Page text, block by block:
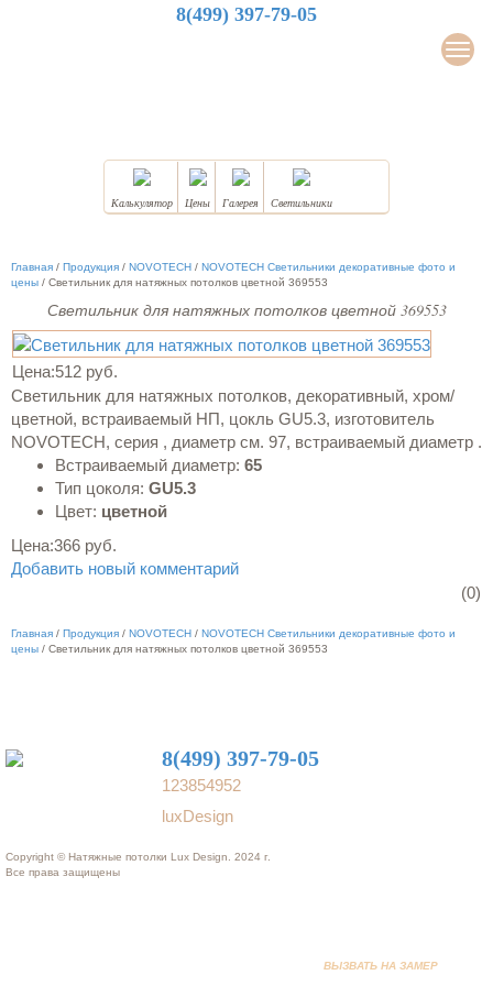
8(499) 397-79-05
Калькулятор Цены Галерея Светильники
Главная / Продукция / NOVOTECH / NOVOTECH Светильники декоративные фото и
цены / Светильник для натяжных потолков цветной 369553
Светильник для натяжных потолков цветной 369553
Цена:512 руб.
Светильник для натяжных потолков, декоративный, хром/
цветной, встраиваемый НП, цокль GU5.3, изготовитель
NOVOTECH, серия , диаметр см. 97, встраиваемый диаметр .
Встраиваемый диаметр: 65
Тип цоколя: GU5.3
Цвет: цветной
Цена:366 руб.
Добавить новый комментарий
(0)
Главная / Продукция / NOVOTECH / NOVOTECH Светильники декоративные фото и
цены / Светильник для натяжных потолков цветной 369553
ВЫЗВАТЬ НА ЗАМЕР
8(499) 397-79-05
123854952
luxDesign
Copyright © Натяжные потолки Lux Design. 2024 г.
Все права защищены